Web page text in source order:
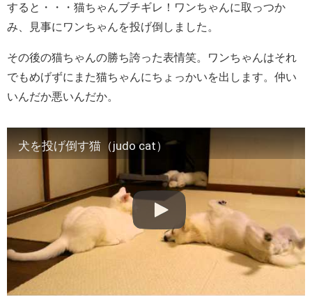
すると・・・猫ちゃんブチギレ！ワンちゃんに取っつか
み、見事にワンちゃんを投げ倒しました。
その後の猫ちゃんの勝ち誇った表情笑。ワンちゃんはそれ
でもめげずにまた猫ちゃんにちょっかいを出します。仲い
いんだか悪いんだか。
犬を投げ倒す猫（judo cat）